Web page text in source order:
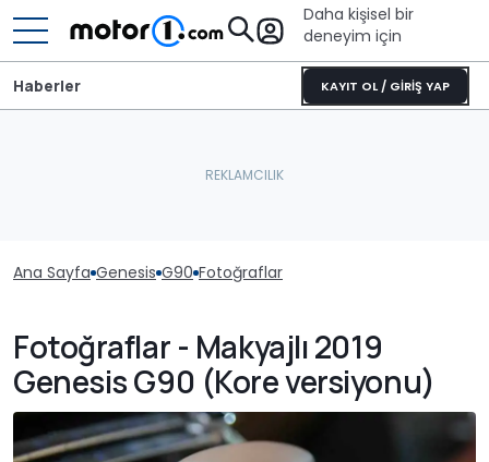
Daha kişisel bir
deneyim için
KAYIT OL / GİRİŞ YAP
Haberler
Ana Sayfa Genesis G90 Fotoğraflar
Fotoğraflar - Makyajlı 2019
Genesis G90 (Kore versiyonu)